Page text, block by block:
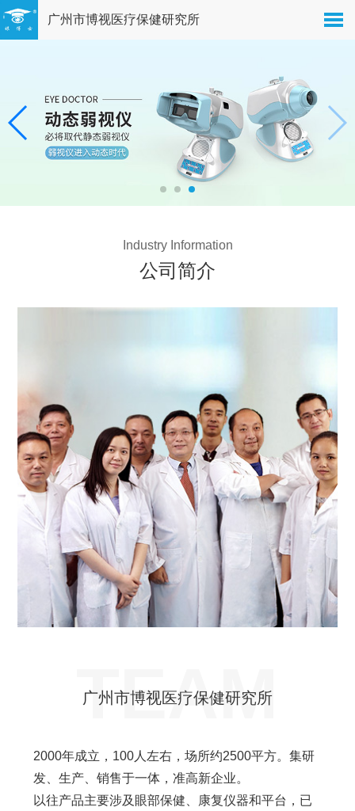
广州市博视医疗保健研究所
Industry Information
公司简介
TEAM
广州市博视医疗保健研究所
2000年成立，100人左右，场所约2500平方。集研
发、生产、销售于一体，准高新企业。
以往产品主要涉及眼部保健、康复仪器和平台，已